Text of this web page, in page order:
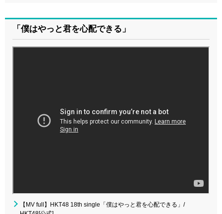
「僕はやっと君を心配できる」
【MV full】HKT48 18th single「僕はやっと君を心配できる」/